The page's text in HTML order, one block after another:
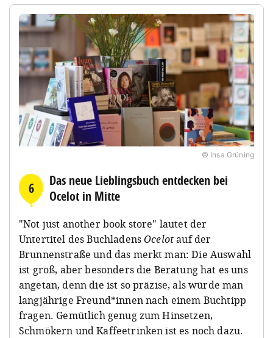
© Insa Grüning
6
Das neue Lieblingsbuch entdecken bei
Ocelot in Mitte
"Not just another book store" lautet der
Untertitel des BuchladensOcelotauf der
Brunnenstraße und das merkt man: Die Auswahl
ist groß, aber besonders die Beratung hat es uns
angetan, denn die ist so präzise, als würde man
langjährige Freund*innen nach einem Buchtipp
fragen. Gemütlich genug zum Hinsetzen,
Schmökern und Kaffeetrinken ist es noch dazu.